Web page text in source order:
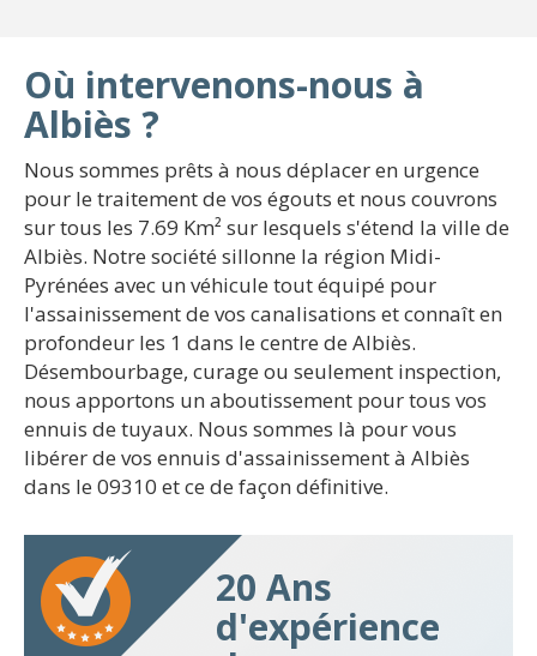
Où intervenons-nous à
Albiès ?
Nous sommes prêts à nous déplacer en urgence
pour le traitement de vos égouts et nous couvrons
sur tous les 7.69 Km² sur lesquels s'étend la ville de
Albiès. Notre société sillonne la région Midi-
Pyrénées avec un véhicule tout équipé pour
l'assainissement de vos canalisations et connaît en
profondeur les 1 dans le centre de Albiès.
Désembourbage, curage ou seulement inspection,
nous apportons un aboutissement pour tous vos
ennuis de tuyaux. Nous sommes là pour vous
libérer de vos ennuis d'assainissement à Albiès
dans le 09310 et ce de façon définitive.
20 Ans
d'expérience